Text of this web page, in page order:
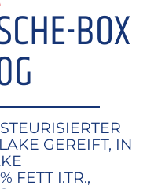
BOX
GEREIFT, IN
FETT I.TR.,